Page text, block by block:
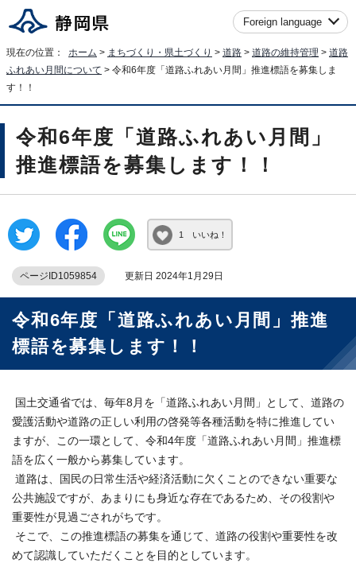
Foreign language
現在の位置： ホーム > まちづくり・県土づくり > 道路 > 道路の維持管理 > 道路
ふれあい月間について > 令和6年度「道路ふれあい月間」推進標語を募集しま
す！！
令和6年度「道路ふれあい月間」
推進標語を募集します！！
1 いいね！
ページID1059854 更新日 2024年1月29日
令和6年度「道路ふれあい月間」推進
標語を募集します！！
国土交通省では、毎年8月を「道路ふれあい月間」として、道路の
愛護活動や道路の正しい利用の啓発等各種活動を特に推進してい
ますが、この一環として、令和4年度「道路ふれあい月間」推進標
語を広く一般から募集しています。
道路は、国民の日常生活や経済活動に欠くことのできない重要な
公共施設ですが、あまりにも身近な存在であるため、その役割や
重要性が見過ごされがちです。
そこで、この推進標語の募集を通じて、道路の役割や重要性を改
めて認識していただくことを目的としています。